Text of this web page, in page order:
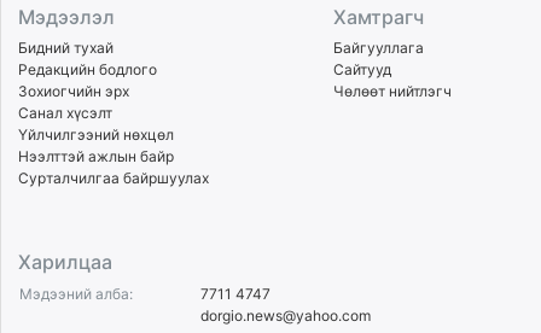
Мэдээлэл
Бидний тухай
Редакцийн бодлого
Зохиогчийн эрх
Санал хүсэлт
Үйлчилгээний нөхцөл
Нээлттэй ажлын байр
Сурталчилгаа байршуулах
Хамтрагч
Байгууллага
Сайтууд
Чөлөөт нийтлэгч
Харилцаа
Мэдээний алба:
7711 4747
dorgio.news@yahoo.com